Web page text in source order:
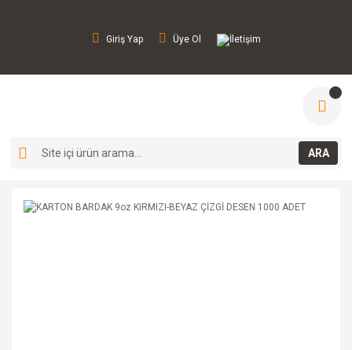
Giriş Yap Üye Ol İletişim
ARA